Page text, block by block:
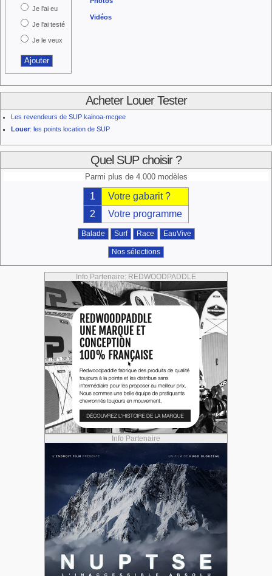
Je l'ai eu
Je l'ai testé
Je le veux
Vidéos
Acheter Louer Tester
Les revendeurs de SUP kainoa-mcgee
Louer: les points location de SUP
Quel SUP choisir ?
Parmi plus de 4.000 modèles
1
Votre gabarit ?
2
Votre programme
Balade Surf Race EauVive
Nos sélections
Info Partenaire: REDWOODPADDLE
Info Partenaire